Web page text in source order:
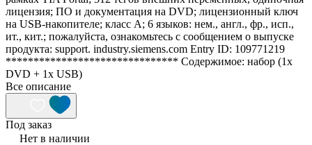
лицензия; ПО и документация на DVD; лицензионный ключ
на USB-накопителе; класс A; 6 языков: нем., англ., фр., исп.,
ит., кит.; пожалуйста, ознакомьтесь с сообщением о выпуске
продукта: support. industry.siemens.com Entry ID: 109771219
******************************* Содержимое: набор (1x
DVD + 1x USB)
Все описание
Под заказ
Нет в наличии